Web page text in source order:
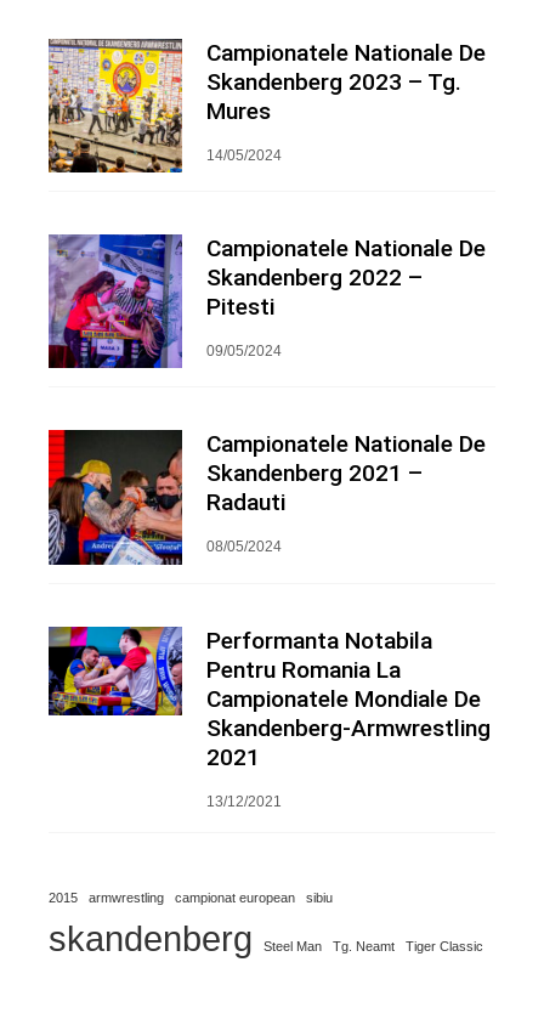
Campionatele Nationale De
Skandenberg 2023 – Tg.
Mures
14/05/2024
Campionatele Nationale De
Skandenberg 2022 –
Pitesti
09/05/2024
Campionatele Nationale De
Skandenberg 2021 –
Radauti
08/05/2024
Performanta Notabila
Pentru Romania La
Campionatele Mondiale De
Skandenberg-Armwrestling
2021
13/12/2021
2015 armwrestling campionat european sibiu
skandenberg Steel Man Tg. Neamt Tiger Classic